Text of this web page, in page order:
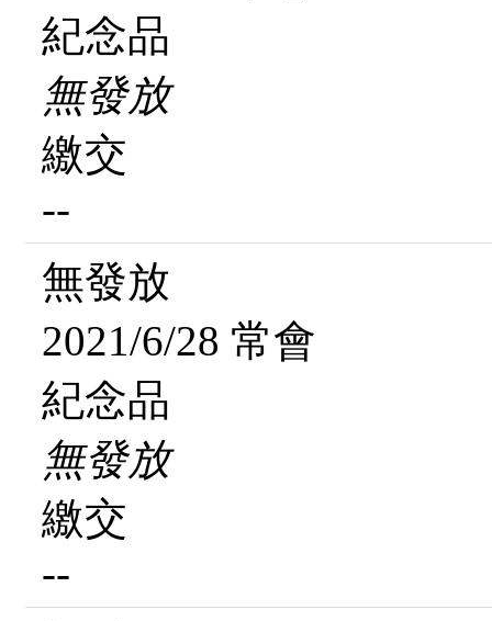
紀念品
無發放
繳交
--
無發放
2021/6/28 常會
紀念品
無發放
繳交
--